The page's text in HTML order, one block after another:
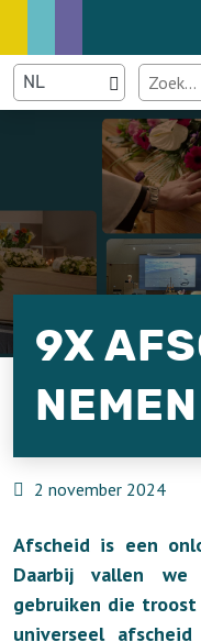
9X
NEMEN
2 november 2024
Afscheid is een
Daarbij vallen
gebruiken die
universeel